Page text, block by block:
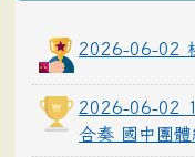
2026-06-02
2026-06-02
合奏 國中團